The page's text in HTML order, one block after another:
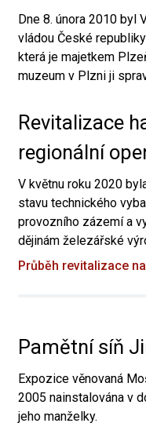
Dne 8. února 2010 byl
vládou České
která je majetkem
muzeum v Plzni ji
Revitalizace
regionální
V květnu roku 2020
stavu technického
provozního zázemí a
dějinám železářské
Průběh revitalizace
Pamětní síň
Expozice věnovaná
2005 nainstalována v
jeho manželky.